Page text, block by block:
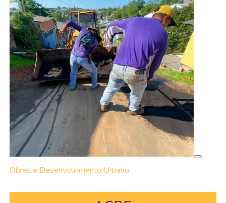
Obras e Desenvolvimento Urbano